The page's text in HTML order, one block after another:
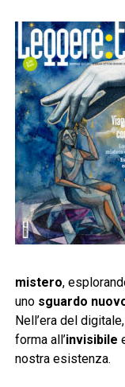
mistero,
uno sguardo
Nell’era del
forma all’invisibile
nostra esistenza.